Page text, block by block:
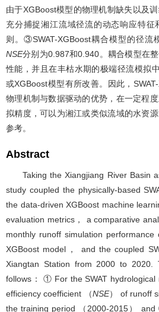
由于XGBoost模型的物理机制缺失以及
充分捕捉湘江流域径流的动态响应特征
则。③SWAT-XGBoost耦合模型的径流
NSE分别为0.987和0.940。耦合模型在
性能，并且在丰枯水期的极端径流模拟
或XGBoost模型有所改善。因此，
物理机制与数据驱动的优势，在一定程
拟精度，可以为湘江或类似流域的水资
参考。
Abstract
Taking the Xiangjiang River Basin
study coupled the physically-based
the data-driven XGBoost machine
evaluation metrics， a comparative
monthly runoff simulation
XGBoost model， and the coupled
Xiangtan Station from 2000 to
follows： ① For the SWAT hydrological
efficiency coefficient （NSE） of runoff
the training period （2000-2015） and